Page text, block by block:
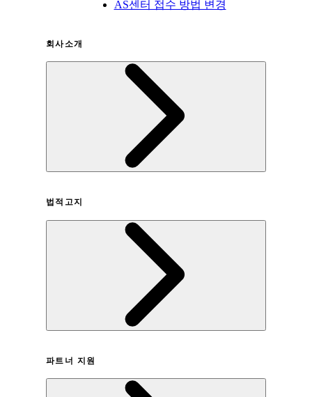
AS센터 접수 방법 변경
회사소개
법적고지
개인정보취급방침
파트너 지원